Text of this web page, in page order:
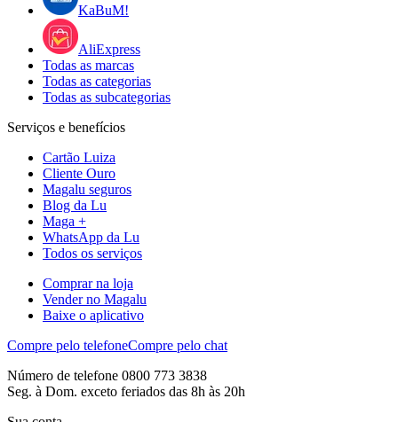
KaBuM!
AliExpress
Todas as marcas
Todas as categorias
Todas as subcategorias
Serviços e benefícios
Cartão Luiza
Cliente Ouro
Magalu seguros
Blog da Lu
Maga +
WhatsApp da Lu
Todos os serviços
Comprar na loja
Vender no Magalu
Baixe o aplicativo
Compre pelo telefoneCompre pelo chat
Número de telefone 0800 773 3838
Seg. à Dom. exceto feriados das 8h às 20h